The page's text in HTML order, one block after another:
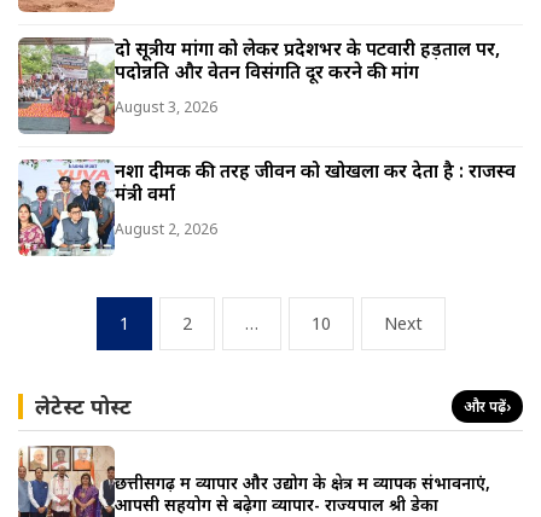
दो सूत्रीय मांगों को लेकर प्रदेशभर के पटवारी हड़ताल पर,
पदोन्नति और वेतन विसंगति दूर करने की मांग
August 3, 2026
नशा दीमक की तरह जीवन को खोखला कर देता है : राजस्व
मंत्री वर्मा
August 2, 2026
pagination
1 2 … 10 Next
लेटेस्ट पोस्ट और पढ़ें›
छत्तीसगढ़ में व्यापार और उद्योग के क्षेत्र में व्यापक संभावनाएं,
आपसी सहयोग से बढ़ेगा व्यापार- राज्यपाल श्री डेका